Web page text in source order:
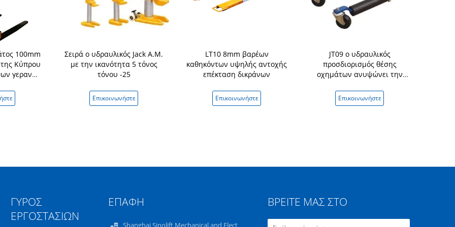
100mm
Κύπρου
γερανών
Σειρά ο υδραυλικός Jack Α.Μ.
με την ικανότητα 5 τόνος
τόνου -25
Επικοινωνήστε
LT10 8mm βαρέων
καθηκόντων υψηλής αντοχής
επέκταση δικράνων
Επικοινωνήστε
JT09 ο υδραυλικός
προσδιορισμός θέσης
οχημάτων ανυψώνει την
ανύψωσης
Επικοινωνήστε
ΓΎΡΟΣ
ΕΡΓΟΣΤΑΣΊΩΝ
ΕΠΑΦΉ
Shanghai Sinolift Mechanical and Elect
ΒΡΕΊΤΕ ΜΑΣ ΣΤΟ